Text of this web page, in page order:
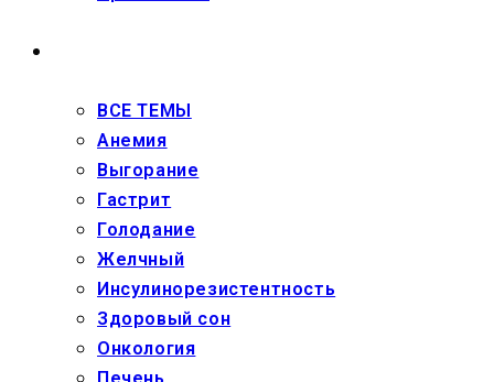
ВСЕ ТЕМЫ
Анемия
Выгорание
Гастрит
Голодание
Желчный
Инсулинорезистентность
Здоровый сон
Онкология